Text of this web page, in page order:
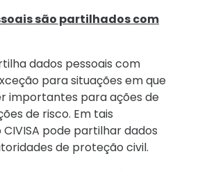
são partilhados com
dados pessoais com
para situações em que
importantes para ações de
de risco. Em tais
pode partilhar dados
de proteção civil.